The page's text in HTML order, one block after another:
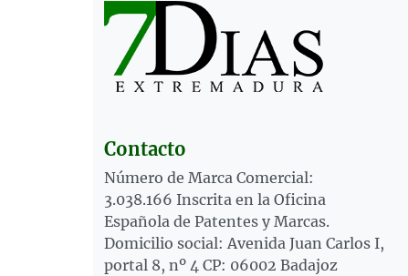
Contacto
Número de Marca Comercial:
3.038.166 Inscrita en la Oficina
Española de Patentes y Marcas.
Domicilio social: Avenida Juan Carlos I,
portal 8, nº 4 CP: 06002 Badajoz